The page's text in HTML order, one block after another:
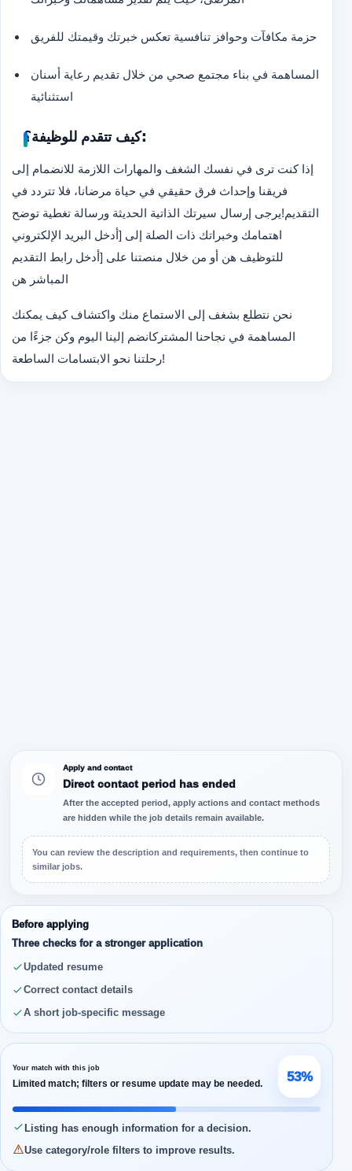
حزمة مكافآت وحوافز تنافسية تعكس خبرتك وقيمتك للفريق
المساهمة في بناء مجتمع صحي من خلال تقديم رعاية أسنان
استثنائية
كيف تتقدم للوظيفة؟:
إذا كنت ترى في نفسك الشغف والمهارات اللازمة للانضمام إلى
فريقنا وإحداث فرق حقيقي في حياة مرضانا، فلا تتردد في
التقديم!يرجى إرسال سيرتك الذاتية الحديثة ورسالة تغطية توضح
اهتمامك وخبراتك ذات الصلة إلى [أدخل البريد الإلكتروني
للتوظيف هن أو من خلال منصتنا على [أدخل رابط التقديم
المباشر هن
نحن نتطلع بشغف إلى الاستماع منك واكتشاف كيف يمكنك
المساهمة في نجاحنا المشتركانضم إلينا اليوم وكن جزءًا من
رحلتنا نحو الابتسامات الساطعة!
Apply and contact
Direct contact period has ended
After the accepted period, apply actions and contact methods
are hidden while the job details remain available.
You can review the description and requirements, then continue to
similar jobs.
Before applying
Three checks for a stronger application
Updated resume
Correct contact details
A short job-specific message
Your match with this job
Limited match; filters or resume update may be needed. 53%
Listing has enough information for a decision.
Use category/role filters to improve results.